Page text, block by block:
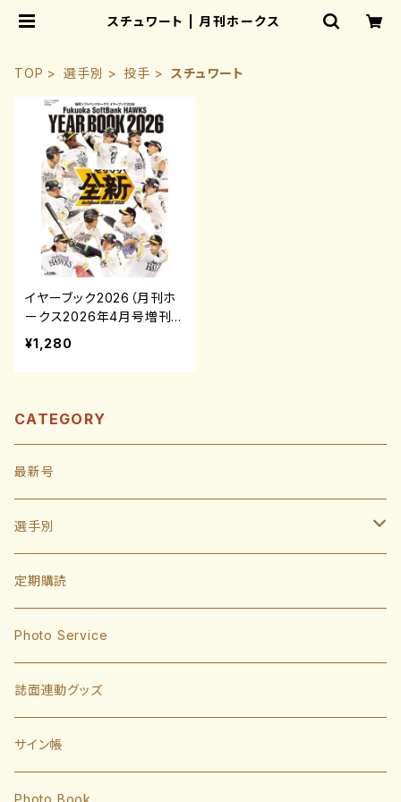
スチュワート | 月刊ホークス
TOP 選手別 投手 スチュワート
イヤーブック2026（月刊ホ
ークス2026年4月号増刊）
¥1,280
CATEGORY
最新号
選手別
投手
東浜巨
有原航平
捕手
甲斐拓也
海野隆司
内野手
川瀬晃
山川穂高
外野手
近藤健介
監督・コーチ
定期購読
Photo Service
誌面連動グッズ
サイン帳
Photo Book